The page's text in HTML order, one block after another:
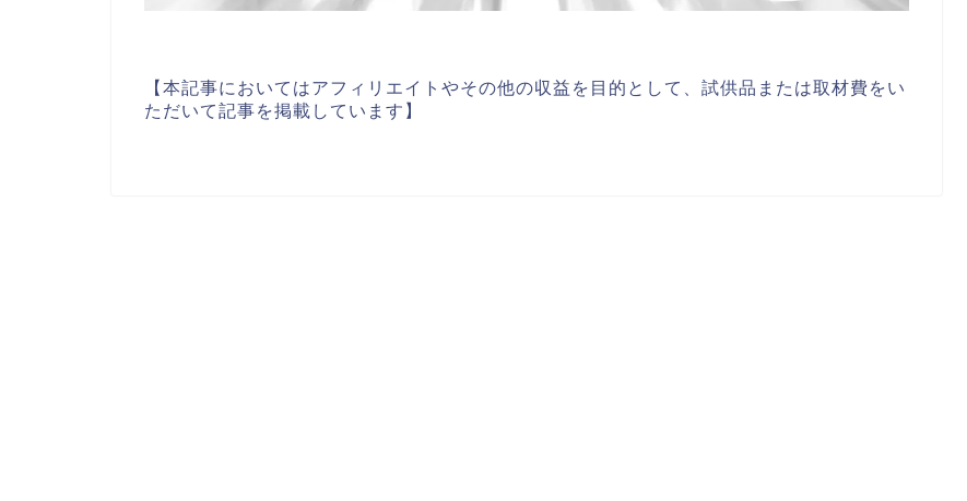
【本記事においてはアフィリエイトやその他の収益を目的として、試供品または取材費をい
ただいて記事を掲載しています】